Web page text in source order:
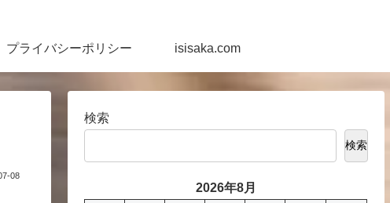
プライバシーポリシー isisaka.com
08
検索
検索
2026年8月